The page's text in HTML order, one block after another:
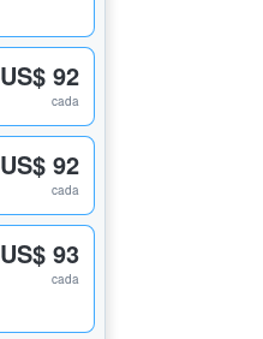
US$ 92
cada
US$ 92
cada
US$ 93
cada